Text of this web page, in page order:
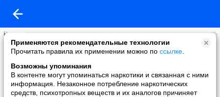
Применяются рекомендательные технологии
Прочитать правила их применении можно по ссылке
Возможны упоминания
В контенте могут упоминаться наркотики и связанная с ними
информация. Незаконное потребление наркотических
средств, психотропных веществ и их аналогов причиняет
"Живые" организации, товары, услуги
added a photo
13 Feb в 03:12